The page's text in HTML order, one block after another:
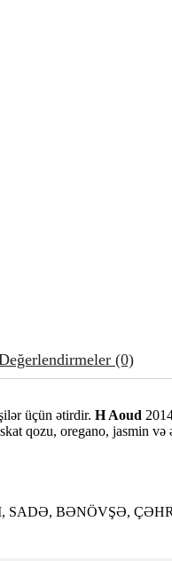
(0)
üçün ətirdir. H Aoud
qozu, oregano, jasmin
SADƏ, BƏNÖVŞƏ,